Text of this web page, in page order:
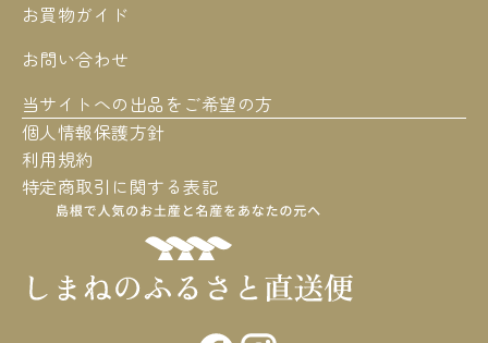
お買物ガイド
お問い合わせ
当サイトへの出品をご希望の方
個人情報保護方針
利用規約
特定商取引に関する表記